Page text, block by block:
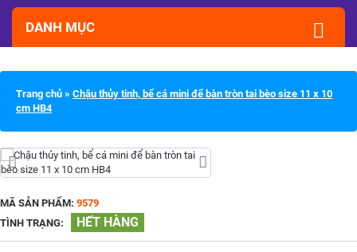
DANH MỤC
Trang chủ » Chậu thủy tinh, bể cá mini để bàn tròn tai bèo size 11 x 10
cm HB4
MÃ SẢN PHẨM: 9579
TÌNH TRẠNG:
HẾT HÀNG